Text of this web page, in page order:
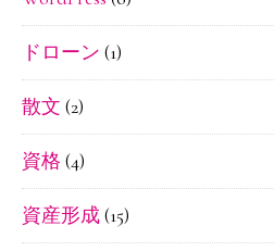
ドローン (1)
散文 (2)
資格 (4)
資産形成(15)